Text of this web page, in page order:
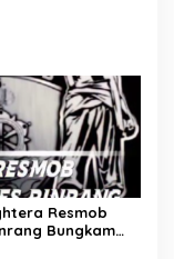
Resmob
Bungkam